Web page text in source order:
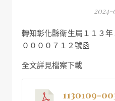
轉知彰化縣衛生局１１３年１月４日彰衛藥字第１１３
００００７１２號函
全文詳見檔案下載
1130109-